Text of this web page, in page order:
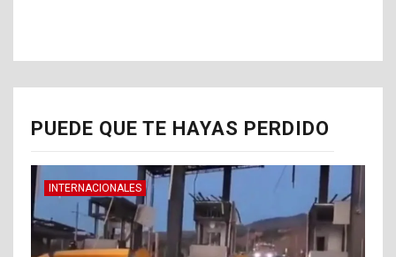
PUEDE QUE TE HAYAS PERDIDO
INTERNACIONALES